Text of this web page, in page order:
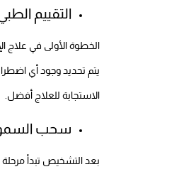
التقييم
الخطوة الأولى في علاج
يتم تحديد وجود أي
الاستجابة للعلاج أفضل.
سحب
بعد التشخيص تبدأ